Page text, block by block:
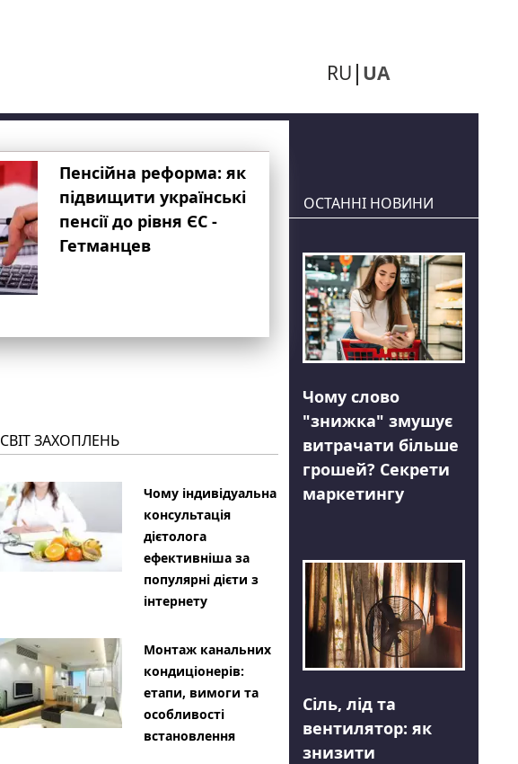
RU UA
Пенсійна реформа: як
підвищити українські
пенсії до рівня ЄС -
Гетманцев
СВІТ ЗАХОПЛЕНЬ
Чому індивідуальна
консультація
дієтолога
ефективніша за
популярні дієти з
інтернету
Монтаж канальних
кондиціонерів:
етапи, вимоги та
особливості
встановлення
ОСТАННІ НОВИНИ
Чому слово
"знижка" змушує
витрачати більше
грошей? Секрети
маркетингу
Сіль, лід та
вентилятор: як
знизити